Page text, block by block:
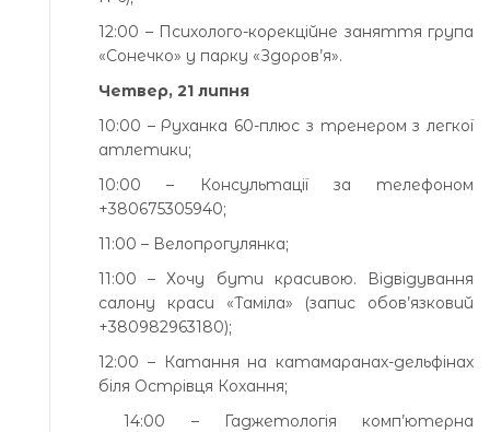
12:00 – Психолого-корекційне заняття група
«Сонечко» у парку «Здоров’я».
Четвер, 21 липня
10:00 – Руханка 60-плюс з тренером з легкої
атлетики;
10:00 – Консультації за телефоном
+380675305940;
11:00 – Велопрогулянка;
11:00 – Хочу бути красивою. Відвідування
салону краси «Таміла» (запис обов’язковий
+380982963180);
12:00 – Катання на катамаранах-дельфінах
біля Острівця Кохання;
14:00 – Гаджетологія комп’ютерна